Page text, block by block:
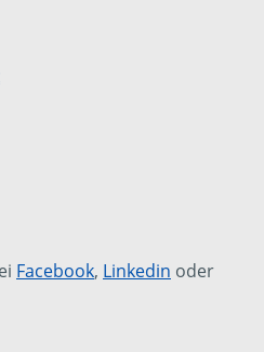
Facebook, Linkedin oder